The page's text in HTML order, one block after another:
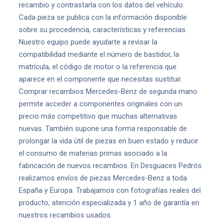
recambio y contrastarla con los datos del vehículo.
Cada pieza se publica con la información disponible
sobre su procedencia, características y referencias.
Nuestro equipo puede ayudarte a revisar la
compatibilidad mediante el número de bastidor, la
matrícula, el código de motor o la referencia que
aparece en el componente que necesitas sustituir.
Comprar recambios Mercedes-Benz de segunda mano
permite acceder a componentes originales con un
precio más competitivo que muchas alternativas
nuevas. También supone una forma responsable de
prolongar la vida útil de piezas en buen estado y reducir
el consumo de materias primas asociado a la
fabricación de nuevos recambios. En Desguaces Pedrós
realizamos envíos de piezas Mercedes-Benz a toda
España y Europa. Trabajamos con fotografías reales del
producto, atención especializada y 1 año de garantía en
nuestros recambios usados.